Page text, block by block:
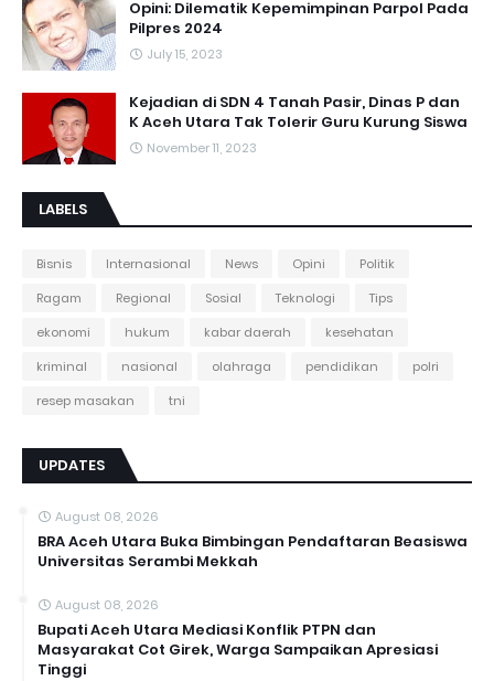
Opini: Dilematik Kepemimpinan Parpol Pada
Pilpres 2024
July 15, 2023
Kejadian di SDN 4 Tanah Pasir, Dinas P dan
K Aceh Utara Tak Tolerir Guru Kurung Siswa
November 11, 2023
LABELS
Bisnis Internasional News Opini
Politik
Ragam
Regional Sosial Teknologi
Tips
ekonomi
hukum kabar daerah
kesehatan
kriminal
nasional olahraga pendidikan
polri
resep masakan
tni
UPDATES
August 08, 2026
BRA Aceh Utara Buka Bimbingan Pendaftaran Beasiswa
Universitas Serambi Mekkah
August 08, 2026
Bupati Aceh Utara Mediasi Konflik PTPN dan
Masyarakat Cot Girek, Warga Sampaikan Apresiasi
Tinggi